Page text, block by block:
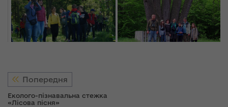
Попередня
Еколого-пізнавальна стежка
«Лісова пісня»